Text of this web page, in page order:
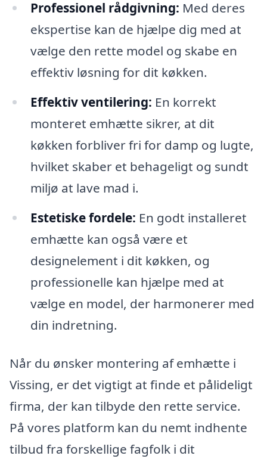
Professionel rådgivning: Med deres
ekspertise kan de hjælpe dig med at
vælge den rette model og skabe en
effektiv løsning for dit køkken.
Effektiv ventilering: En korrekt
monteret emhætte sikrer, at dit
køkken forbliver fri for damp og lugte,
hvilket skaber et behageligt og sundt
miljø at lave mad i.
Estetiske fordele: En godt installeret
emhætte kan også være et
designelement i dit køkken, og
professionelle kan hjælpe med at
vælge en model, der harmonerer med
din indretning.
Når du ønsker montering af emhætte i
Vissing, er det vigtigt at finde et pålideligt
firma, der kan tilbyde den rette service.
På vores platform kan du nemt indhente
tilbud fra forskellige fagfolk i dit